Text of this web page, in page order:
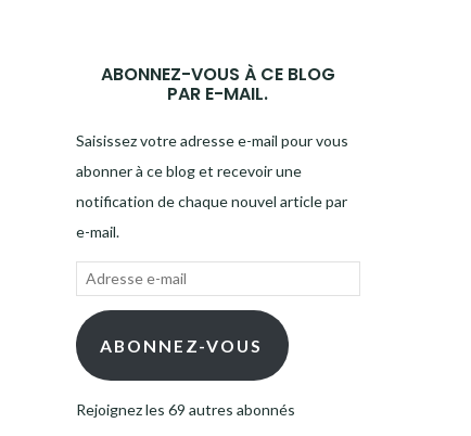
ABONNEZ-VOUS À CE BLOG
PAR E-MAIL.
Saisissez votre adresse e-mail pour vous
abonner à ce blog et recevoir une
notification de chaque nouvel article par
e-mail.
Adresse
mail ABONNEZ-VOUS
Rejoignez les 69 autres abonnés